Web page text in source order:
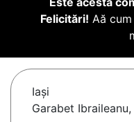
Felicitări! Aă
Iaşi
Garabet